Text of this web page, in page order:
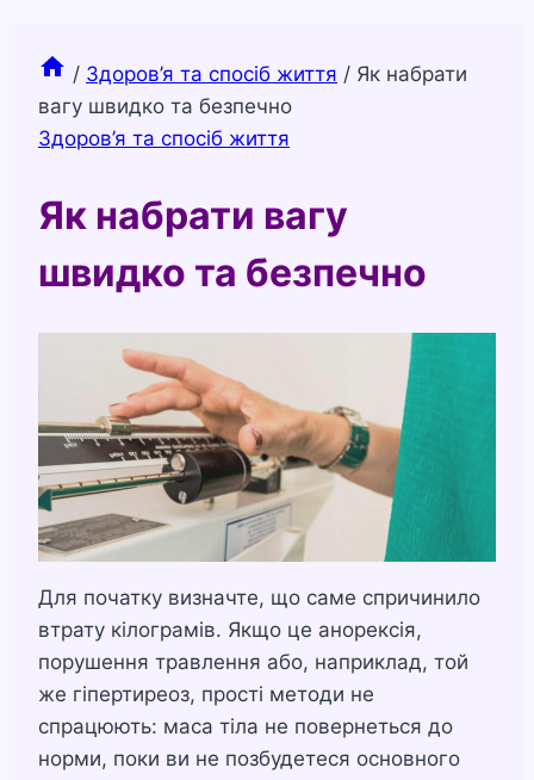
/ Здоров’я та спосіб життя / Як набрати
вагу швидко та безпечно
Здоров’я та спосіб життя
Як набрати вагу
швидко та безпечно
Для початку визначте, що саме спричинило
втрату кілограмів. Якщо це анорексія,
порушення травлення або, наприклад, той
же гіпертиреоз, прості методи не
спрацюють: маса тіла не повернеться до
норми, поки ви не позбудетеся основного